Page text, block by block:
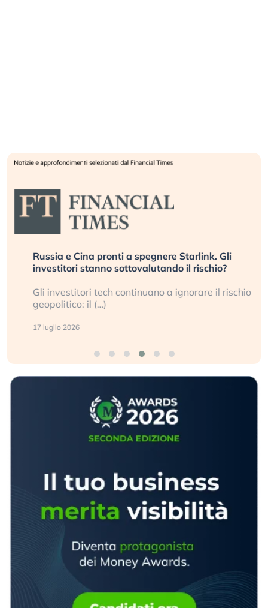
Russia e Cina pronti a spegnere Starlink. Gli
investitori stanno sottovalutando il rischio?
Gli investitori tech continuano a ignorare il rischio
geopolitico: il (…)
17 luglio 2026